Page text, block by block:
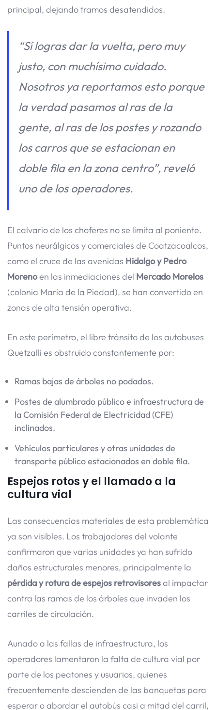
principal, dejando tramos desatendidos.
“Sí logras dar la vuelta, pero muy
justo, con muchísimo cuidado.
Nosotros ya reportamos esto porque
la verdad pasamos al ras de la
gente, al ras de los postes y rozando
los carros que se estacionan en
doble fila en la zona centro”, reveló
uno de los operadores.
El calvario de los choferes no se limita al poniente.
Puntos neurálgicos y comerciales de Coatzacoalcos,
como el cruce de las avenidas Hidalgo y Pedro
Morenoen las inmediaciones del Mercado Morelos
(colonia María de la Piedad), se han convertido en
zonas de alta tensión operativa.
En este perímetro, el libre tránsito de los autobuses
Quetzalli es obstruido constantemente por:
Ramas bajas de árboles no podados.
Postes de alumbrado público e infraestructura de
la Comisión Federal de Electricidad (CFE)
inclinados.
Vehículos particulares y otras unidades de
transporte público estacionados en doble fila.
Espejos rotos y el llamado a la
cultura vial
Las consecuencias materiales de esta problemática
ya son visibles. Los trabajadores del volante
confirmaron que varias unidades ya han sufrido
daños estructurales menores, principalmente la
pérdida y rotura de espejos retrovisoresal impactar
contra las ramas de los árboles que invaden los
carriles de circulación.
Aunado a las fallas de infraestructura, los
operadores lamentaron la falta de cultura vial por
parte de los peatones y usuarios, quienes
frecuentemente descienden de las banquetas para
esperar o abordar el autobús casi a mitad del carril,